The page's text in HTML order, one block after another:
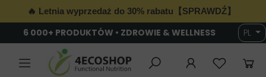
🔥 Letnia wyprzedaż do 30% rabatu【SPRAWDŹ】
6 000+ PRODUKTÓW • ZDROWIE & WELLNESS PL